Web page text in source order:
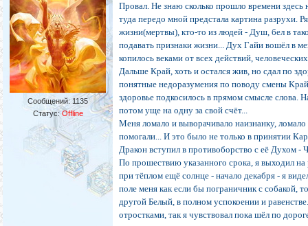
Сообщений: 1135
Статус:Offline
Провал. Не знаю сколько прошло времени здесь
туда передо мной предстала картина разрухи.
жизни(мертвы), кто-то из людей - Душ, бел в
подавать признаки жизни... Дух Гайи вошёл в
копилось веками от всех действий,
Дальше Край, хоть и остался жив, но сдал по
понятные недоразумения по поводу смены
здоровье подкосилось в прямом смысле слова.
потом уще на одну за свой счёт...
Меня ломало и выворачивало наизнанку,
помогали... И это было не только в принятии
Дракон вступил в противоборство с её Духом -
По прошествию указанного срока, я выходил
при тёплом ещё солнце - начало декабря - я
поле меня как если бы пограничник с собакой,
другой Белый, в полном успокоении и
отростками, так я чувствовал пока шёл по